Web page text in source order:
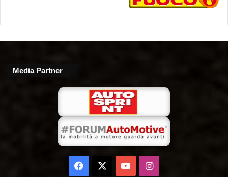
Media Partner
Facebook
You Instagram